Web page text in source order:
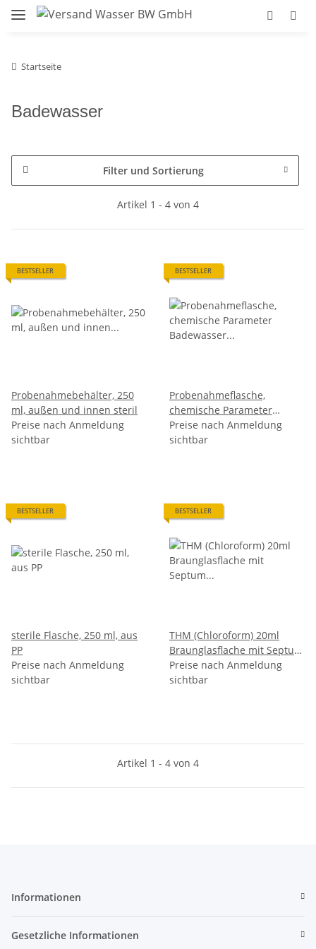
Startseite
Badewasser
Filter und Sortierung
Artikel 1 - 4 von 4
BESTSELLER
Probenahmebehälter, 250
ml, außen und innen steril
Preise nach Anmeldung
sichtbar
BESTSELLER
Probenahmeflasche,
chemische Parameter
Badewasser (PE-Flasche
100ml)
Preise nach Anmeldung
sichtbar
BESTSELLER
sterile Flasche, 250 ml, aus
PP
Preise nach Anmeldung
sichtbar
BESTSELLER
THM (Chloroform) 20ml
Braunglasflache mit Septum
(Na-Thiosulfat 20mg/l)
Preise nach Anmeldung
sichtbar
Artikel 1 - 4 von 4
Informationen
Gesetzliche Informationen